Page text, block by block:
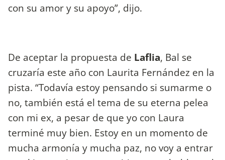
con su amor y su apoyo”, dijo.
De aceptar la propuesta de Laflia, Bal se
cruzaría este año con Laurita Fernández en la
pista. “Todavía estoy pensando si sumarme o
no, también está el tema de su eterna pelea
con mi ex, a pesar de que yo con Laura
terminé muy bien. Estoy en un momento de
mucha armonía y mucha paz, no voy a entrar